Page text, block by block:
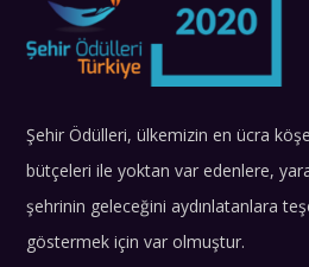
Şehir Ödülleri, ülkemizin en ücra
bütçeleri ile yoktan var edenlere,
şehrinin geleceğini aydınlatanlara
göstermek için var olmuştur.